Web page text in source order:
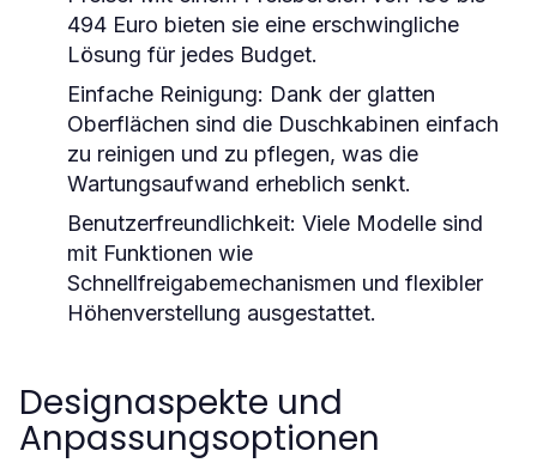
494 Euro bieten sie eine erschwingliche
Lösung für jedes Budget.
Einfache Reinigung: Dank der glatten
Oberflächen sind die Duschkabinen einfach
zu reinigen und zu pflegen, was die
Wartungsaufwand erheblich senkt.
Benutzerfreundlichkeit: Viele Modelle sind
mit Funktionen wie
Schnellfreigabemechanismen und flexibler
Höhenverstellung ausgestattet.
Designaspekte und
Anpassungsoptionen